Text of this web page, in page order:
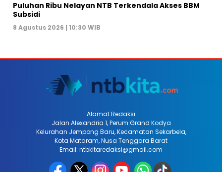
Puluhan Ribu Nelayan NTB Terkendala Akses BBM
Subsidi
8 Agustus 2026 | 10:30 WIB
Alamat Redaksi
Jalan Alexandria 1, Perum Grand Kodya
Kelurahan Jempong Baru, Kecamatan Sekarbela,
Kota Mataram, Nusa Tenggara Barat
Email: ntbkitaredaksi@gmail.com